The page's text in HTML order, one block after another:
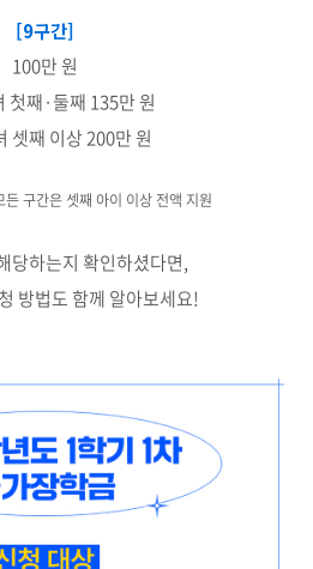
[9구간]
100만 원
째·둘째 135만 원
셋째 이상 200만 원
구간은 셋째 아이 이상 전액 지원
당하는지 확인하셨다면,
방법도 함께 알아보세요!